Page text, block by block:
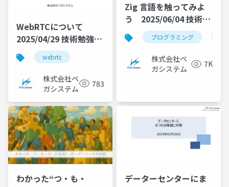
WebRTCについて
2025/04/29 技術勉強会
資料
webrtc
株式会社ベ
ガシステム
783
Zig 言語を触ってみよ
う 2025/06/04 技術勉
強会資料プログラミング
株式会社ベ
ガシステム
7K
わかった“つ・も・
データーセンターにま